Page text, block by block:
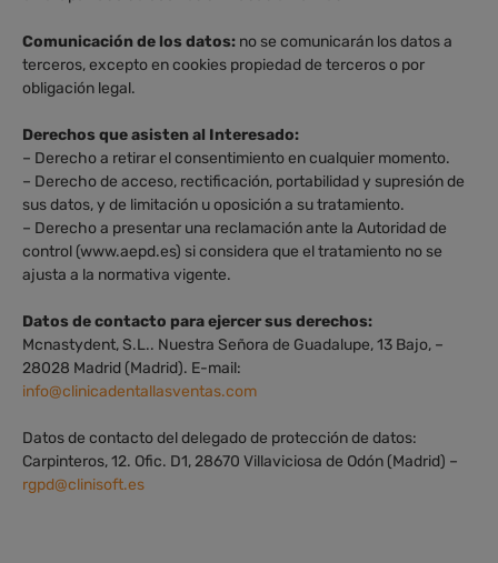
Comunicación de los datos: no se comunicarán los datos a
terceros, excepto en cookies propiedad de terceros o por
obligación legal.
Derechos que asisten al Interesado:
– Derecho a retirar el consentimiento en cualquier momento.
– Derecho de acceso, rectificación, portabilidad y supresión de
sus datos, y de limitación u oposición a su tratamiento.
– Derecho a presentar una reclamación ante la Autoridad de
control (www.aepd.es) si considera que el tratamiento no se
ajusta a la normativa vigente.
Datos de contacto para ejercer sus derechos:
Mcnastydent, S.L.. Nuestra Señora de Guadalupe, 13 Bajo, –
28028 Madrid (Madrid). E-mail:
info@clinicadentallasventas.com
Datos de contacto del delegado de protección de datos:
Carpinteros, 12. Ofic. D1, 28670 Villaviciosa de Odón (Madrid) –
rgpd@clinisoft.es